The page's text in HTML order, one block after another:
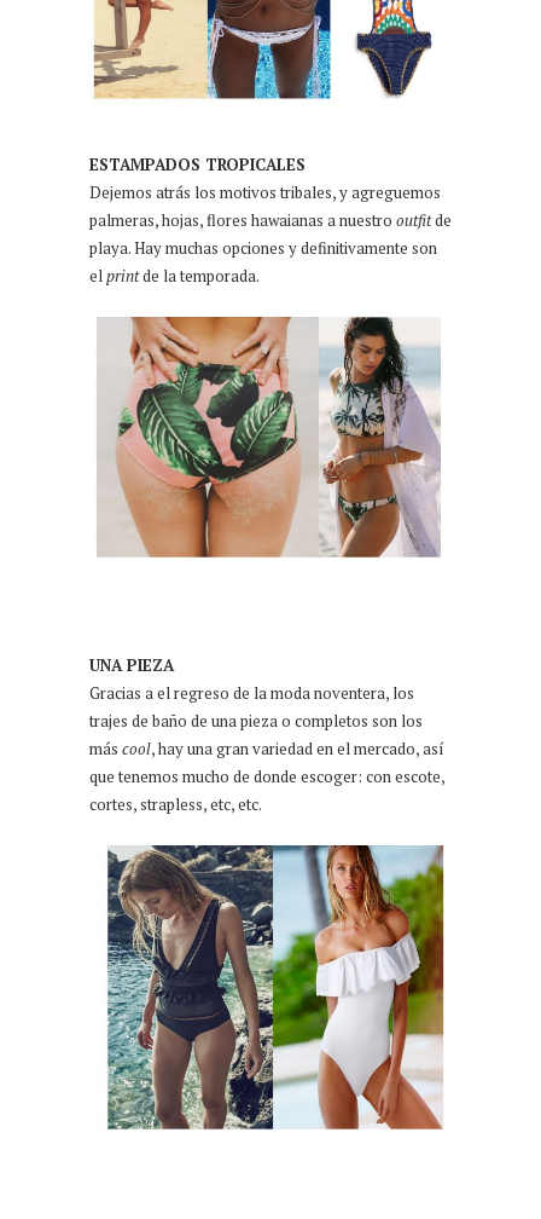
ESTAMPADOS TROPICALES
Dejemos atrás los motivos tribales, y agreguemos
palmeras, hojas, flores hawaianas a nuestro outfitde
playa. Hay muchas opciones y definitivamente son
elprintde la temporada.
UNA PIEZA
Gracias a el regreso de la moda noventera, los
trajes de baño de una pieza o completos son los
más cool, hay una gran variedad en el mercado, así
que tenemos mucho de donde escoger: con escote,
cortes, strapless, etc, etc.